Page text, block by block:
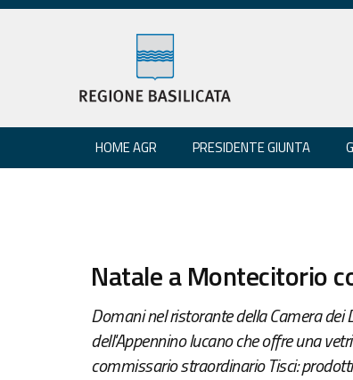
HOME AGR PRESIDENTE GIUNTA
Natale a Montecitorio
Domani nel ristorante della Camera
dell'Appennino lucano che offre una
commissario straordinario Tisci: